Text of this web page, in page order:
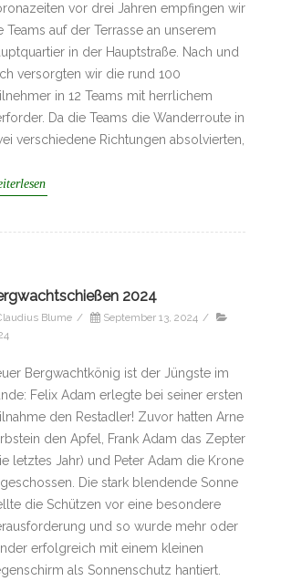
vor drei Jahren empfingen wir
Teams auf der Terrasse an unserem
in der Hauptstraße. Nach und
versorgten wir die rund 100
in 12 Teams mit herrlichem
Da die Teams die Wanderroute in
verschiedene Richtungen absolvierten,
2024
Blume / September 13, 2024 /
Bergwachtkönig ist der Jüngste im
Felix Adam erlegte bei seiner ersten
den Restadler! Zuvor hatten Arne
den Apfel, Frank Adam das Zepter
letztes Jahr) und Peter Adam die Krone
Die stark blendende Sonne
die Schützen vor eine besondere
und so wurde mehr oder
erfolgreich mit einem kleinen
als Sonnenschutz hantiert.